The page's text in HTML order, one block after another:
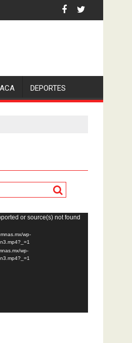
Veracruz.
DEPORTES
or source(s) not found
wp-
wp-